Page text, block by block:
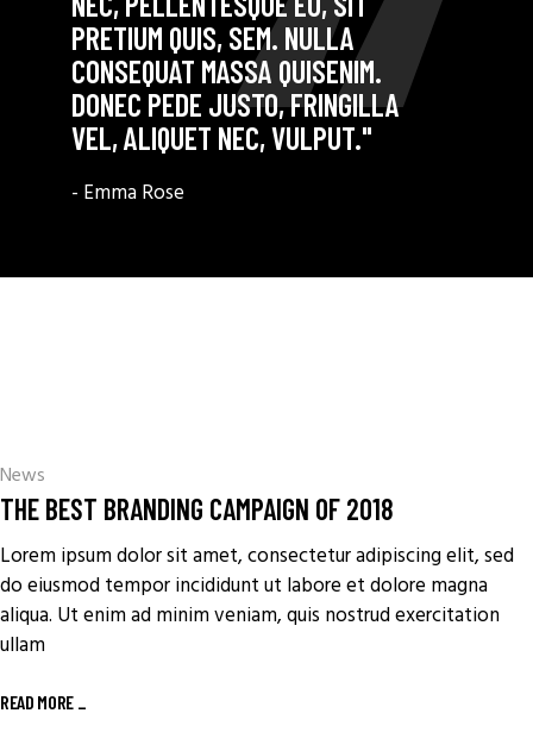
PRETIUM QUIS, SEM. NULLA
CONSEQUAT MASSA QUISENIM.
DONEC PEDE JUSTO, FRINGILLA
VEL, ALIQUET NEC, VULPUT."
- Emma Rose
News
THE BEST BRANDING CAMPAIGN OF 2018
Lorem ipsum dolor sit amet, consectetur adipiscing elit, sed
do eiusmod tempor incididunt ut labore et dolore magna
aliqua. Ut enim ad minim veniam, quis nostrud exercitation
ullam
READ MORE _